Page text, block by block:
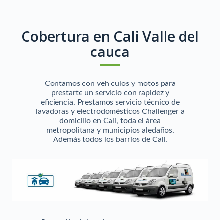
Cobertura en Cali Valle del
cauca
Contamos con vehículos y motos para
prestarte un servicio con rapidez y
eficiencia. Prestamos servicio técnico de
lavadoras y electrodomésticos Challenger a
domicilio en Cali, toda el área
metropolitana y municipios aledaños.
Además todos los barrios de Cali.